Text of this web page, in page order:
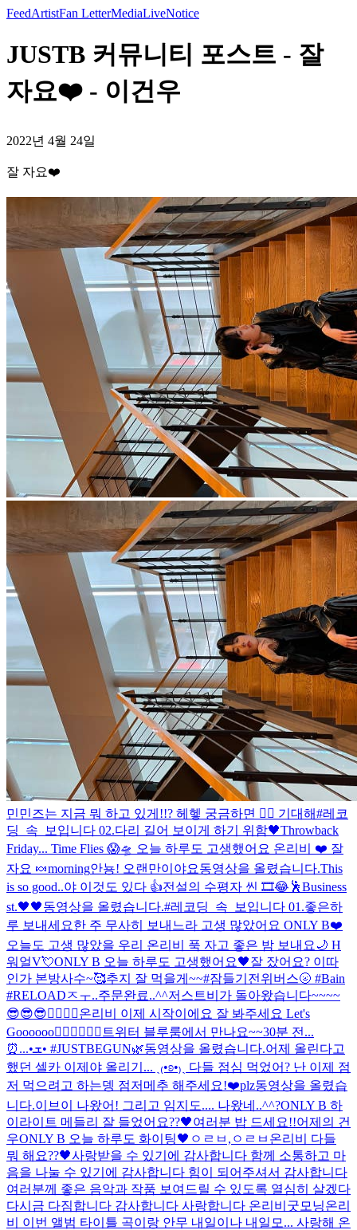
FeedArtistFan LetterMediaLiveNotice
JUSTB 커뮤니티 포스트 - 잘
자요❤️ - 이건우
2022년 4월 24일
잘 자요❤️
민민즈는 지금 뭐 하고 있게!!? 헤헿 궁금하면 ✌🏻 기대해#레코
딩_속_보입니다 02.다리 길어 보이게 하기 위함🖤Throwback
Friday... Time Flies 😱🛸 오늘 하루도 고생했어요 온리비 ❤️ 잘
자요 🍬morning안뇽! 오랜만이야요동영상을 올렸습니다.This
is so good..야 이것도 있다 👍전설의 수평자 씬 🎞😂 🕺Business
st.🖤🖤동영상을 올렸습니다.#레코딩_속_보입니다 01.좋은하
루 보내세요한 주 무사히 보내느라 고생 많았어요 ONLY B❤️
오늘도 고생 많았을 우리 온리비 푹 자고 좋은 밤 보내요🌙 H
워얼V💘ONLY B 오늘 하루도 고생했어요🖤잘 잤어요? 이따
인가 본방사수~🥰추지 잘 먹을게~~#잠들기전위버스🌝 #Bain
#RELOADㅈㅜ..주문완료..^^저스트비가 돌아왔습니다~~~~
😎😎😎❤️‍🔥❤️‍🔥온리비 이제 시작이에요 잘 봐주세요 Let's
Goooooo❤️‍🔥❤️‍🔥❤️‍🔥 트위터 블루룸에서 만나요~~30분 전...
⏰...•ܫ• #JUSTBEGUN🌿동영상을 올렸습니다.어제 올린다고
했던 셀카 이제야 올리기... ˎ₍•ʚ•₎ˏ 다들 점심 먹었어? 난 이제 점
저 먹으려고 하는뎅 점저메추 해주세요!❤️plz동영상을 올렸습
니다.이브이 나왔어! 그리고 임지도.... 나왔네..^^?ONLY B 하
이라이트 메들리 잘 들었어요??🖤여러분 밥 드세요!!어제의 건
우ONLY B 오늘 하루도 화이팅🖤 ㅇㄹㅂ,ㅇㄹㅂ 온리비 다들
뭐 해요??🖤사랑받을 수 있기에 감사합니다 함께 소통하고 마
음을 나눌 수 있기에 감사합니다 힘이 되어주셔서 감사합니다
여러분께 좋은 음악과 작품 보여드릴 수 있도록 열심히 살겠다
다시금 다짐합니다 감사합니다 사랑합니다 온리비 굿모닝온리
비 이번 앨범 타이틀 곡이랑 안무 내일이나 내일모... 사랑해 온